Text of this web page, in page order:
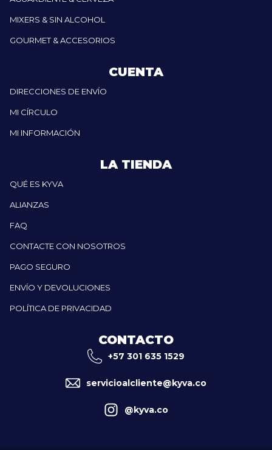
MIXERS & SIN ALCOHOL
GOURMET & ACCESORIOS
CUENTA
DIRECCIONES DE ENVÍO
MI CÍRCULO
MI INFORMACIÓN
LA TIENDA
QUÉ ES KYVA
ALIANZAS
FAQ
CONTACTE CON NOSOTROS
PAGO SEGURO
ENVÍO Y DEVOLUCIONES
POLÍTICA DE PRIVACIDAD
CONTACTO
+57 301 635 1529
servicioalcliente@kyva.co
@kyva.co